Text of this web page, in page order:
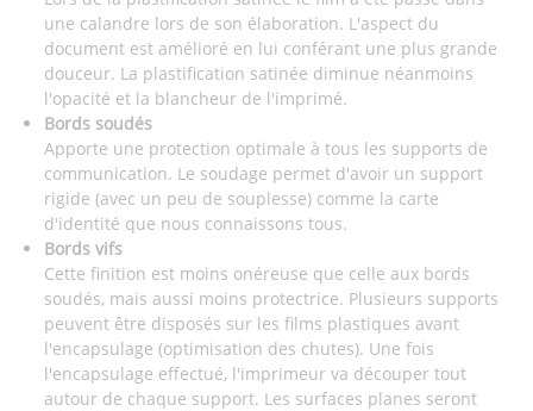
une calandre lors de son élaboration. L'aspect du
document est amélioré en lui conférant une plus grande
douceur. La plastification satinée diminue néanmoins
l'opacité et la blancheur de l'imprimé.
Bords soudés
Apporte une protection optimale à tous les supports de
communication. Le soudage permet d'avoir un support
rigide (avec un peu de souplesse) comme la carte
d'identité que nous connaissons tous.
Bords vifs
Cette finition est moins onéreuse que celle aux bords
soudés, mais aussi moins protectrice. Plusieurs supports
peuvent être disposés sur les films plastiques avant
l'encapsulage (optimisation des chutes). Une fois
l'encapsulage effectué, l'imprimeur va découper tout
autour de chaque support. Les surfaces planes seront